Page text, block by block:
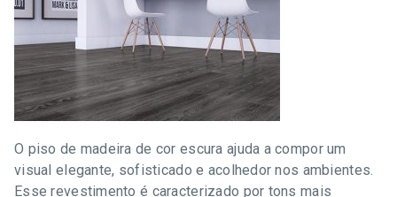
O piso de madeira de cor escura ajuda a compor um
visual elegante, sofisticado e acolhedor nos ambientes.
Esse revestimento é caracterizado por tons mais